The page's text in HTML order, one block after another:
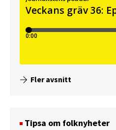
Fler avsnitt
Tipsa om folknyheter